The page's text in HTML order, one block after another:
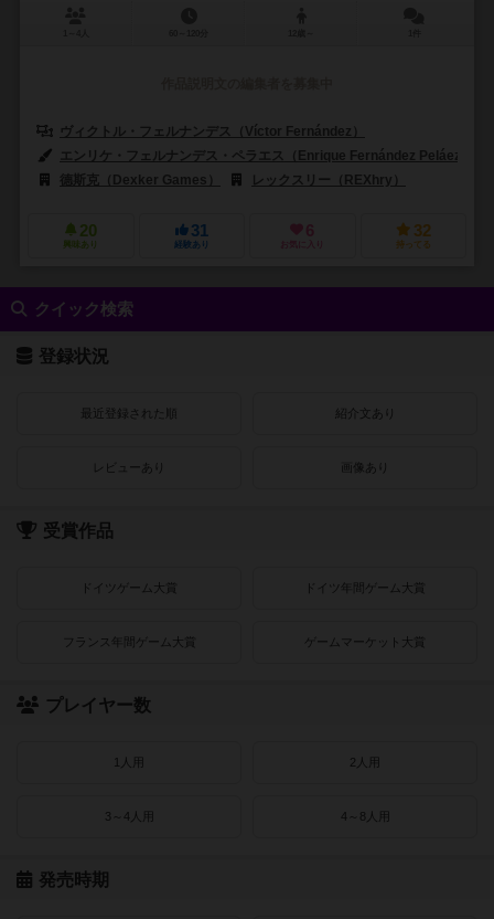
ヴィクトル・フェルナンデス（Víctor Fernández）
エンリケ・フェルナンデス・ペラエス（Enrique Fernández Peláez）
德斯克（Dexker Games）
レックスリー（REXhry）
20
興味あり
31
経験あり
6
お気に入り
32
持ってる
クイック検索
登録状況
最近登録された順 紹介文あり
レビューあり 画像あり
受賞作品
ドイツゲーム大賞 ドイツ年間ゲーム大賞
フランス年間ゲーム大賞 ゲームマーケット大賞
プレイヤー数
1人用 2人用
3～4人用 4～8人用
発売時期